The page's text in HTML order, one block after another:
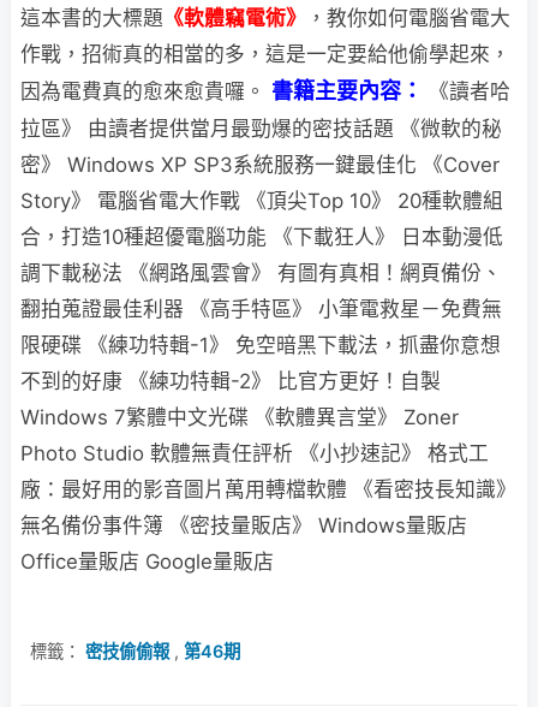
這本書的大標題 《軟體竊電術》
，教你如何電腦省電大
作戰，招術真的相當的多，這是一定要給他偷學起來，
因為電費真的愈來愈貴囉。 書籍主要內容：
《讀者哈
拉區》 由讀者提供當月最勁爆的密技話題 《微軟的秘
密》 Windows XP SP3系統服務一鍵最佳化 《Cover
Story》 電腦省電大作戰 《頂尖Top 10》 20種軟體組
合，打造10種超優電腦功能 《下載狂人》 日本動漫低
調下載秘法 《網路風雲會》 有圖有真相！網頁備份、
翻拍蒐證最佳利器 《高手特區》 小筆電救星－免費無
限硬碟 《練功特輯-1》 免空暗黑下載法，抓盡你意想
不到的好康 《練功特輯-2》 比官方更好！自製
Windows 7繁體中文光碟 《軟體異言堂》 Zoner
Photo Studio 軟體無責任評析 《小抄速記》 格式工
廠：最好用的影音圖片萬用轉檔軟體 《看密技長知識》
無名備份事件簿 《密技量販店》 Windows量販店
Office量販店 Google量販店
標籤： 密技偷偷報 , 第46期